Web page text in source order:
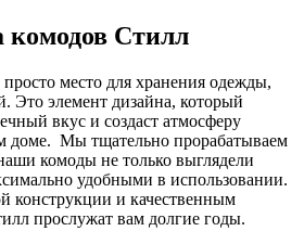
Стилл
место для хранения одежды,
Это элемент дизайна, который
вкус и создаст атмосферу
доме. Мы тщательно прорабатываем
комоды не только выглядели
удобными в использовании.
конструкции и качественным
прослужат вам долгие годы.